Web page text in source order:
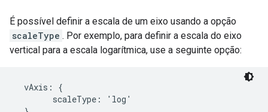
É possível definir a escala de um eixo usando a opção
scaleType . Por exemplo, para definir a escala do eixo
vertical para a escala logarítmica, use a seguinte opção:
  vAxis: {
        scaleType: 'log'